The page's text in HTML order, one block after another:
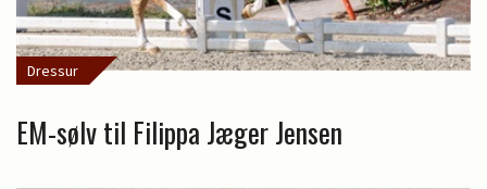
Dressur
EM-sølv til Filippa Jæger Jensen